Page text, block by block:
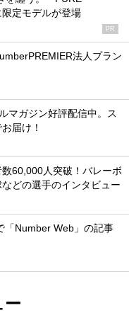
定モデルが登場
PR
法人プラン
マガジン好評配信中。ス
届け！
60,000人突破！バレーボ
どの選手のインタビュー
「Number Web」の記事
ー